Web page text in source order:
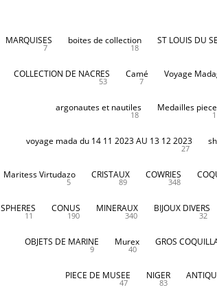
MARQUISES
7
boites de collection
18
ST LOUIS DU
COLLECTION DE NACRES
53
Camé
7
Voyage
argonautes et nautiles
18
Medailles
1
voyage mada du 14 11 2023 AU 13 12 2023
27
Maritess Virtudazo
5
CRISTAUX
89
COWRIES
348
SPHERES
11
CONUS
190
MINERAUX
340
BIJOUX DIVERS
32
OBJETS DE MARINE
9
Murex
40
GROS
PIECE DE MUSEE
47
NIGER
83